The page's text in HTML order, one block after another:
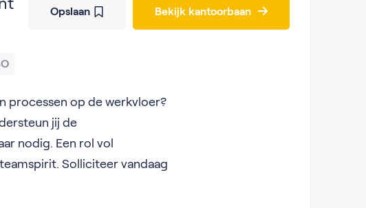
processen op de werkvloer?
jij de
nodig. Een rol vol
Solliciteer vandaag
Opslaan Bekijk kantoorbaan